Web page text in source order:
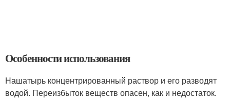
Особенности использования
Нашатырь концентрированный раствор и его разводят
водой. Переизбыток веществ опасен, как и недостаток.